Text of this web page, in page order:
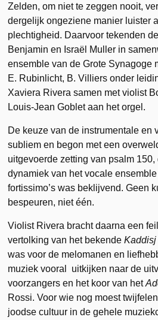
Zelden, om niet te zeggen nooit,
dergelijk ongeziene manier luister
plechtigheid. Daarvoor tekenden
Benjamin en Israël Muller in
ensemble van de Grote Synagoge
E. Rubinlicht, B. Villiers onder
Xaviera Rivera samen met violist
Louis-Jean Goblet aan het orgel.
De keuze van de instrumentale en
subliem en begon met een
uitgevoerde zetting van psalm
dynamiek van het vocale
fortissimo’s was beklijvend. Geen
bespeuren, niet één.
Violist Rivera bracht daarna een
vertolking van het bekendeKaddisj
was voor de melomanen en
muziek vooral uitkijken naar de
voorzangers en het koor van het
Rossi. Voor wie nog moest
joodse cultuur in de gehele